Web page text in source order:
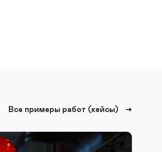
Все примеры работ (кейсы)
ДИДЖИТАЛ